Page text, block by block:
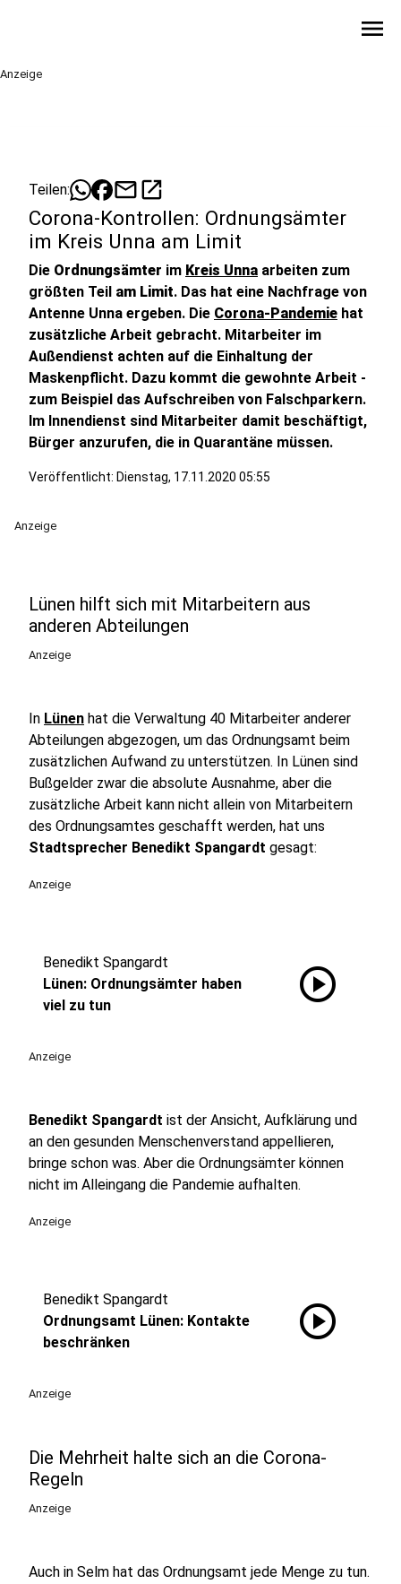
menu
Anzeige
Teilen: mailopen_in_new
Corona-Kontrollen: Ordnungsämter
im Kreis Unna am Limit
Die Ordnungsämter im Kreis Unna arbeiten zum
größten Teil am Limit. Das hat eine Nachfrage von
Antenne Unna ergeben. Die Corona-Pandemie hat
zusätzliche Arbeit gebracht. Mitarbeiter im
Außendienst achten auf die Einhaltung der
Maskenpflicht. Dazu kommt die gewohnte Arbeit -
zum Beispiel das Aufschreiben von Falschparkern.
Im Innendienst sind Mitarbeiter damit beschäftigt,
Bürger anzurufen, die in Quarantäne müssen.
Veröffentlicht: Dienstag, 17.11.2020 05:55
Anzeige
Lünen hilft sich mit Mitarbeitern aus
anderen Abteilungen
Anzeige
In Lünen hat die Verwaltung 40 Mitarbeiter anderer
Abteilungen abgezogen, um das Ordnungsamt beim
zusätzlichen Aufwand zu unterstützen. In Lünen sind
Bußgelder zwar die absolute Ausnahme, aber die
zusätzliche Arbeit kann nicht allein von Mitarbeitern
des Ordnungsamtes geschafft werden, hat uns
Stadtsprecher Benedikt Spangardt gesagt:
Anzeige
Benedikt Spangardt
Lünen: Ordnungsämter haben
viel zu tun
play_circle
Anzeige
Benedikt Spangardt ist der Ansicht, Aufklärung und
an den gesunden Menschenverstand appellieren,
bringe schon was. Aber die Ordnungsämter können
nicht im Alleingang die Pandemie aufhalten.
Anzeige
Benedikt Spangardt
Ordnungsamt Lünen: Kontakte
beschränken
play_circle
Anzeige
Die Mehrheit halte sich an die Corona-
Regeln
Anzeige
Auch in Selm hat das Ordnungsamt jede Menge zu tun.